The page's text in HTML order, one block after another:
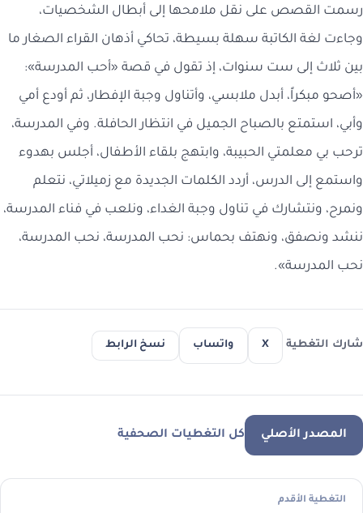
رسمت القصص على نقل ملامحها إلى أبطال الشخصيات،
وجاءت لغة الكاتبة سهلة بسيطة، تحاكي أذهان القراء الصغار ما
بين ثلاث إلى ست سنوات، إذ تقول في قصة «أحب المدرسة»:
«أصحو مبكراً، أبدل ملابسي، وأتناول وجبة الإفطار، ثم أودع أمي
وأبي، استمتع بالصباح الجميل في انتظار الحافلة. وفي المدرسة،
ترحب بي معلمتي الحبيبة، وابتهج بلقاء الأطفال، أجلس بهدوء
واستمع إلى الدرس، أردد الكلمات الجديدة مع زميلاتي، نتعلم
ونمرح، ونتشارك في تناول وجبة الغداء، ونلعب في فناء المدرسة،
ننشد ونصفق، ونهتف بحماس: نحب المدرسة، نحب المدرسة،
نحب المدرسة».
شارك التغطية X واتساب نسخ الرابط
المصدر الأصلي كل التغطيات الصحفية
التغطية الأقدم